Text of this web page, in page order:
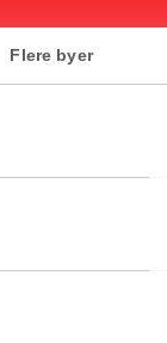
Flere byer